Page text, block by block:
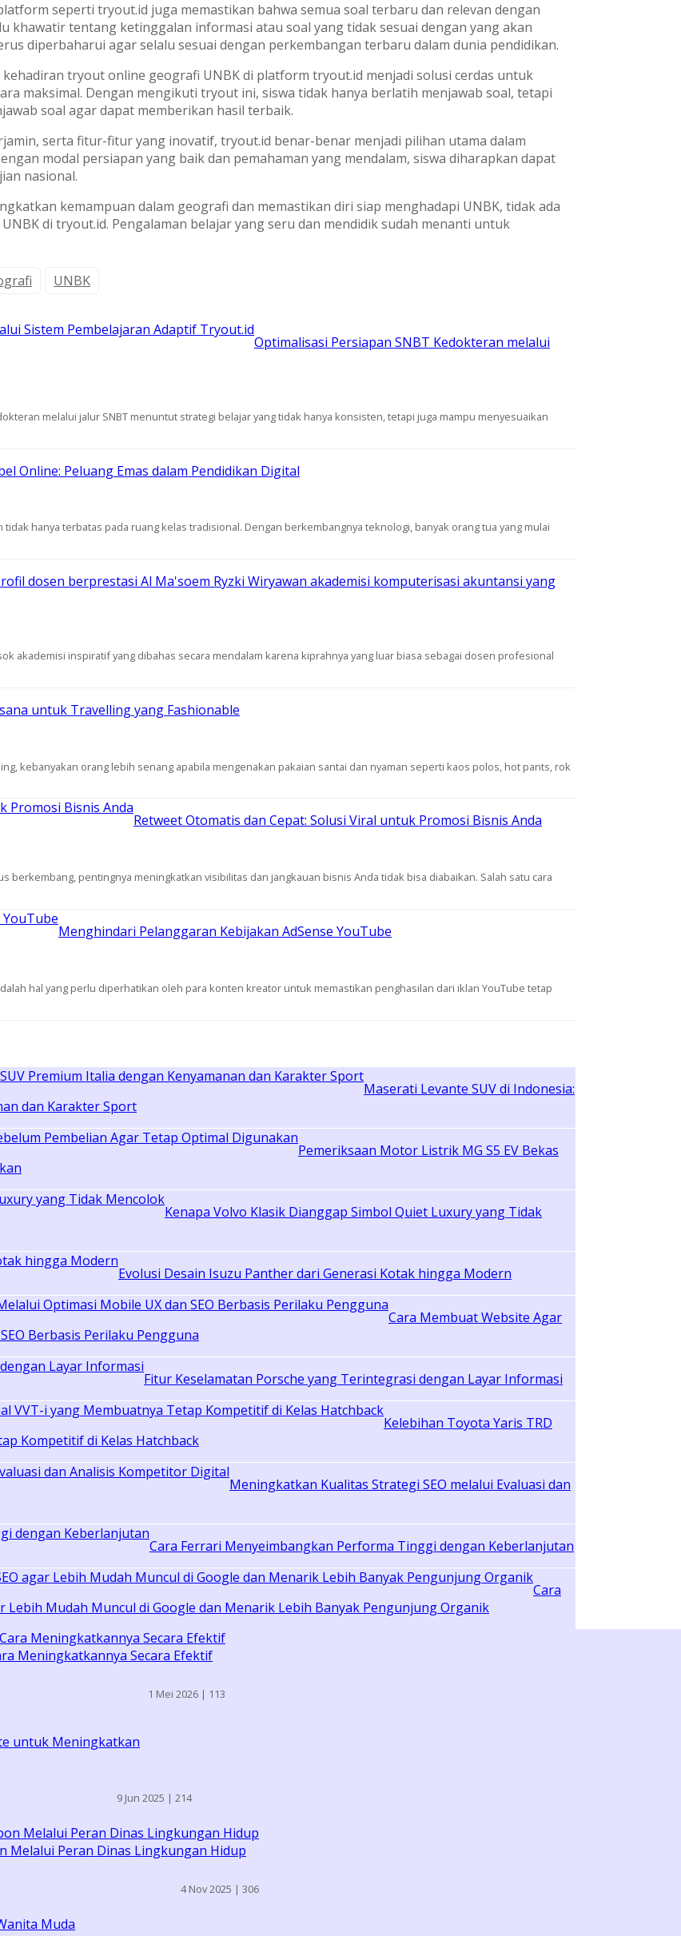
seperti tryout.id juga memastikan bahwa semua soal terbaru dan relevan dengan
khawatir tentang ketinggalan informasi atau soal yang tidak sesuai dengan yang akan
diperbaharui agar selalu sesuai dengan perkembangan terbaru dalam dunia pendidikan.
tryout online geografi UNBK di platform tryout.id menjadi solusi cerdas untuk
maksimal. Dengan mengikuti tryout ini, siswa tidak hanya berlatih menjawab soal, tetapi
soal agar dapat memberikan hasil terbaik.
serta fitur-fitur yang inovatif, tryout.id benar-benar menjadi pilihan utama dalam
modal persiapan yang baik dan pemahaman yang mendalam, siswa diharapkan dapat
nasional.
kemampuan dalam geografi dan memastikan diri siap menghadapi UNBK, tidak ada
di tryout.id. Pengalaman belajar yang seru dan mendidik sudah menanti untuk
UNBK
Optimalisasi Persiapan SNBT Kedokteran melalui
melalui jalur SNBT menuntut strategi belajar yang tidak hanya konsisten, tetapi juga mampu menyesuaikan
Online: Peluang Emas dalam Pendidikan Digital
tidak hanya terbatas pada ruang kelas tradisional. Dengan berkembangnya teknologi, banyak orang tua yang mulai
dosen berprestasi Al Ma'soem Ryzki Wiryawan akademisi komputerisasi akuntansi yang
akademisi inspiratif yang dibahas secara mendalam karena kiprahnya yang luar biasa sebagai dosen profesional
untuk Travelling yang Fashionable
kebanyakan orang lebih senang apabila mengenakan pakaian santai dan nyaman seperti kaos polos, hot pants, rok
Retweet Otomatis dan Cepat: Solusi Viral untuk Promosi Bisnis Anda
berkembang, pentingnya meningkatkan visibilitas dan jangkauan bisnis Anda tidak bisa diabaikan. Salah satu cara
Menghindari Pelanggaran Kebijakan AdSense YouTube
hal yang perlu diperhatikan oleh para konten kreator untuk memastikan penghasilan dari iklan YouTube tetap
Maserati Levante SUV di Indonesia:
dan Karakter Sport
Pemeriksaan Motor Listrik MG S5 EV Bekas
Kenapa Volvo Klasik Dianggap Simbol Quiet Luxury yang Tidak
Evolusi Desain Isuzu Panther dari Generasi Kotak hingga Modern
Cara Membuat Website Agar
Berbasis Perilaku Pengguna
Fitur Keselamatan Porsche yang Terintegrasi dengan Layar Informasi
Kelebihan Toyota Yaris TRD
Kompetitif di Kelas Hatchback
Meningkatkan Kualitas Strategi SEO melalui Evaluasi dan
Cara Ferrari Menyeimbangkan Performa Tinggi dengan Keberlanjutan
Cara
Lebih Mudah Muncul di Google dan Menarik Lebih Banyak Pengunjung Organik
Meningkatkannya Secara Efektif
1 Mei 2026 | 113
untuk Meningkatkan
9 Jun 2025 | 214
Melalui Peran Dinas Lingkungan Hidup
4 Nov 2025 | 306